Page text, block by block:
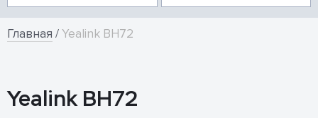
Главная /Yealink BH72
Yealink BH72